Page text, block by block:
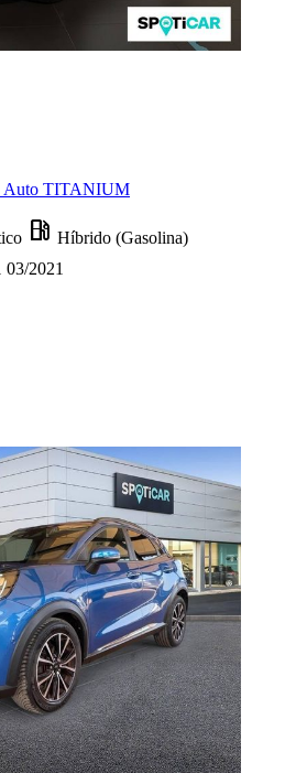
Auto TITANIUM
local_gas_station Híbrido (Gasolina)
03/2021